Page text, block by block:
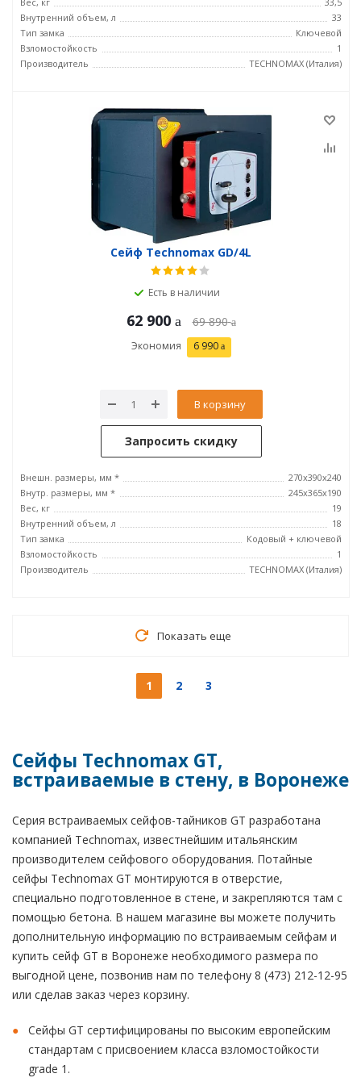
Внутренний объем, л
33
Тип замка
Ключевой
Взломостойкость
1
Производитель
TECHNOMAX (Италия)
Сейф Technomax GD/4L
Есть в наличии
62 900 69 890
Экономия 6 990
В корзину
Запросить скидку
Внешн. размеры, мм *
270x390x240
Внутр. размеры, мм *
245х365х190
Вес, кг
19
Внутренний объем, л
18
Тип замка
Кодовый + ключевой
Взломостойкость
1
Производитель
TECHNOMAX (Италия)
Показать еще
1 2 3
Сейфы Technomax GT,
встраиваемые в стену, в Воронеже
Серия встраиваемых сейфов-тайников GT разработана
компанией Technomax, известнейшим итальянским
производителем сейфового оборудования. Потайные
сейфы Technomax GT монтируются в отверстие,
специально подготовленное в стене, и закрепляются там с
помощью бетона. В нашем магазине вы можете получить
дополнительную информацию по встраиваемым сейфам и
купить сейф GT в Воронеже необходимого размера по
выгодной цене, позвонив нам по телефону 8 (473) 212-12-95
или сделав заказ через корзину.
Сейфы GT сертифицированы по высоким европейским
стандартам с присвоением класса взломостойкости
grade 1.